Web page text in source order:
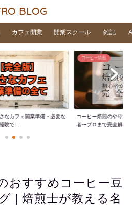
BLOG
カフェ開業 開業スクール 雑記
なカフェ開業準備・必要な
験で...
コーヒー焙煎
コーヒー焙煎のやり方
者〜プロまで完全解...
おすすめコーヒー豆
| 焙煎士が教える名